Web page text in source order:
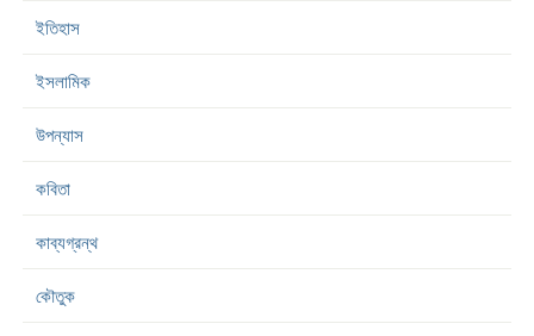
ইতিহাস
ইসলামিক
উপন্যাস
কবিতা
কাব্যগ্রন্থ
কৌতুক